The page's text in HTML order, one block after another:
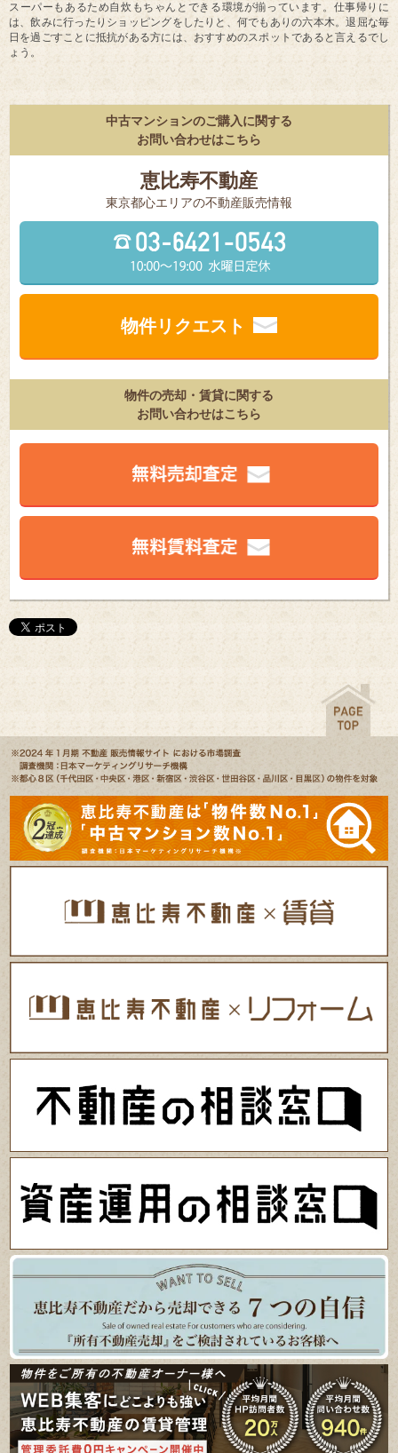
スーパーもあるため自炊もちゃんとできる環境が揃っています。仕事帰りに
は、飲みに行ったりショッピングをしたりと、何でもありの六本木。退屈な毎
日を過ごすことに抵抗がある方には、おすすめのスポットであると言えるでし
ょう。
中古マンションのご購入に関する
お問い合わせはこちら
恵比寿不動産
東京都⼼エリアの不動産販売情報
物件リクエスト
物件の売却・賃貸に関する
お問い合わせはこちら